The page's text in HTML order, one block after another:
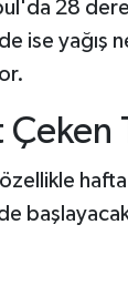
28
yağış
özellikle